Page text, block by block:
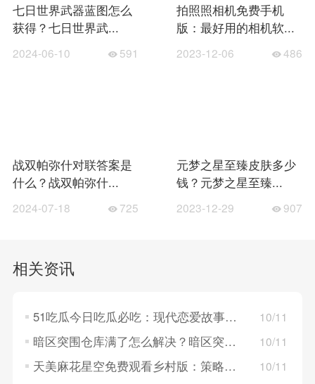
七日世界武器蓝图怎么
获得？七日世界武...
2024-06-10 591
拍照照相机免费手机
版：最好用的相机软...
2023-12-06 486
战双帕弥什对联答案是
什么？战双帕弥什...
2024-07-18 725
元梦之星至臻皮肤多少
钱？元梦之星至臻...
2023-12-29 907
相关资讯
51吃瓜今日吃瓜必吃：现代恋爱故事，探索年轻人的情感世界！ 10/11
暗区突围仓库满了怎么解决？暗区突围仓库满了的解决方法 10/11
天美麻花星空免费观看乡村版：策略卡牌对决，构建梦幻英雄组队！ 10/11